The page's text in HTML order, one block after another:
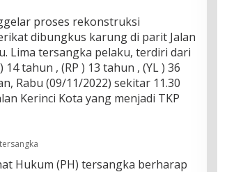
proses rekonstruksi
dibungkus karung di parit Jalan
Lima tersangka pelaku, terdiri dari
tahun , (RP ) 13 tahun , (YL ) 36
Rabu (09/11/2022) sekitar 11.30
Kerinci Kota yang menjadi TKP
Hukum (PH) tersangka berharap